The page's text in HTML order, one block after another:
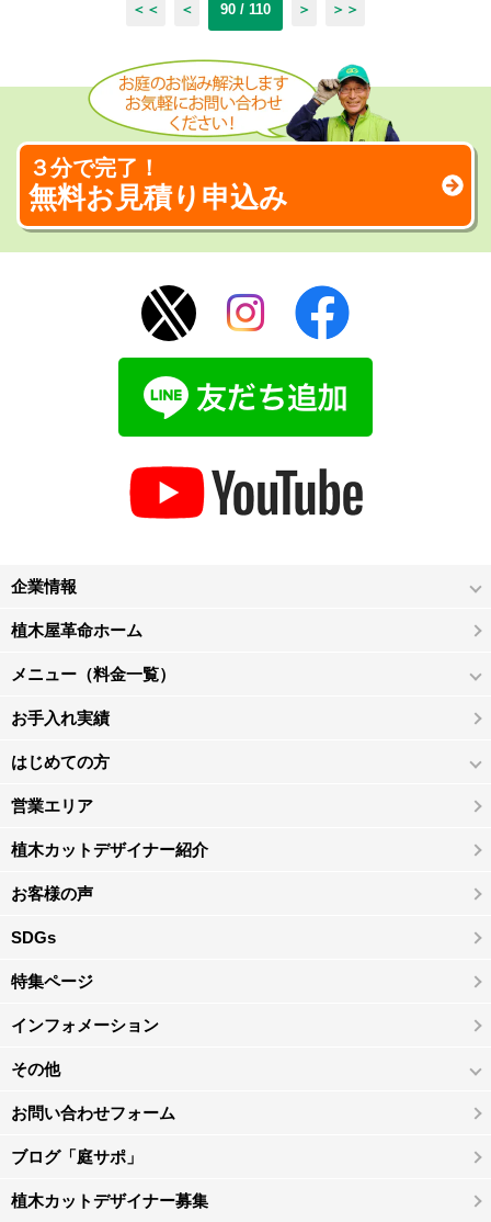
＜＜ ＜ 90 / 110 ＞ ＞＞
３分で完了！
無料お見積り申込み
企業情報
植木屋革命ホーム
メニュー（料金一覧）
お手入れ実績
はじめての方
営業エリア
植木カットデザイナー紹介
お客様の声
SDGs
特集ページ
インフォメーション
その他
お問い合わせフォーム
ブログ「庭サポ」
植木カットデザイナー募集